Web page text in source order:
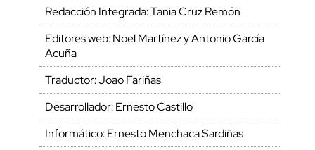
Redacción Integrada: Tania Cruz Remón
Editores web: Noel Martínez y Antonio García
Acuña
Traductor: Joao Fariñas
Desarrollador: Ernesto Castillo
Informático: Ernesto Menchaca Sardiñas